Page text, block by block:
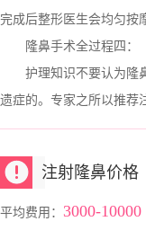
完成后整形医生会均匀按
隆鼻手术全过程四：
护理知识不要认为隆鼻
遗症的。专家之所以推荐
注射隆鼻价格
平均费用： 3000-10000